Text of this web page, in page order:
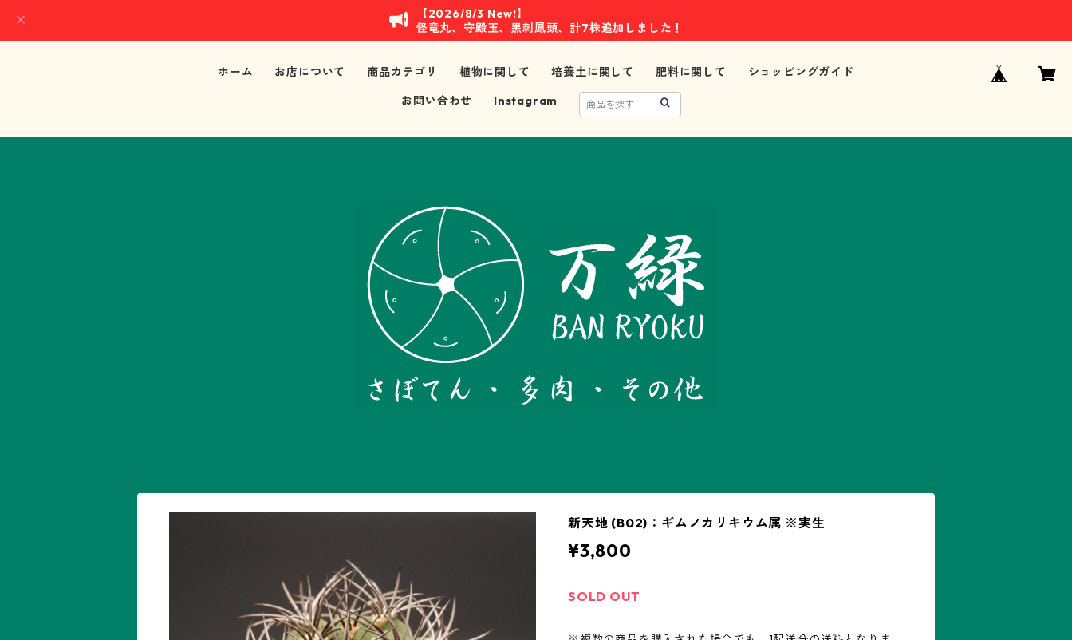
【2026/8/3 New!】
怪竜丸、守殿玉、黒刺鳳頭、計7株追加しました！
ホーム お店について 商品カテゴリ 植物に関して 培養土に関して 肥料に関して
ショッピングガイド
お問い合わせ
Instagram
新天地 (B02)：ギムノカリキウム属 ※実生
¥3,800
SOLD OUT